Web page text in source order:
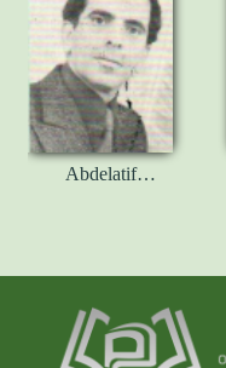
Abdelatif